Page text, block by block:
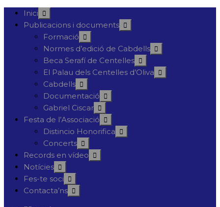
Inici
Publicacions i documents
Formació
Normes d’edició de Cabdells
Beca Serafí de Centelles
El Palau dels Centelles d’Oliva
Cabdells
Documentació
Gabriel Ciscar
Festa de l’Associació
Distincio Honorifica
Concerts
Records en vídeo
Notícies
Fes-te soci
Contacta’ns